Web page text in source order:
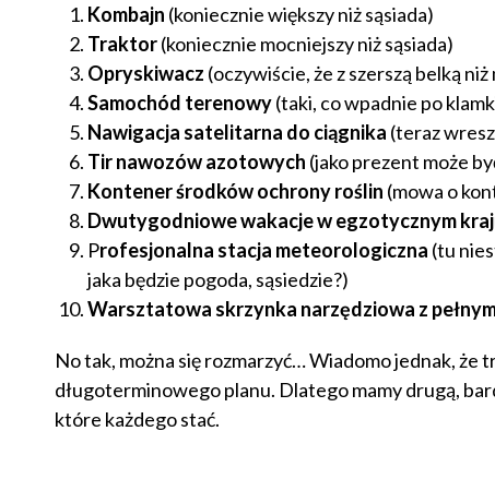
Kombajn (koniecznie większy niż sąsiada)
Traktor(koniecznie mocniejszy niż sąsiada)
Opryskiwacz (oczywiście, że z szerszą belką niż
Samochód terenowy(taki, co wpadnie po
Nawigacja satelitarna do ciągnika (teraz
Tir nawozów azotowych (jako prezent może
Kontener środków ochrony roślin (mowa o
Dwutygodniowe wakacje w egzotycznym
Profesjonalna stacja meteorologiczna (tu
jaka będzie pogoda, sąsiedzie?)
Warsztatowa skrzynka narzędziowa z
No tak, można się rozmarzyć… Wiadomo jednak,
długoterminowego planu. Dlatego mamy drugą,
które każdego stać.